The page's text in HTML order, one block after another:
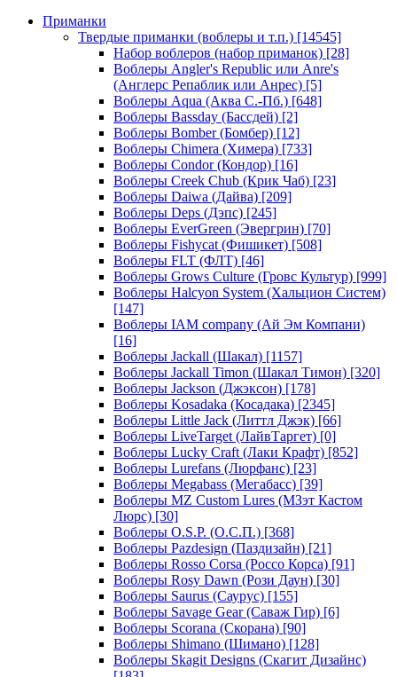
Приманки
Твердые приманки (воблеры и т.п.) [14545]
Набор воблеров (набор приманок) [28]
Воблеры Angler's Republic или Anre's
(Англерс Репаблик или Анрес) [5]
Воблеры Aqua (Аква С.-Пб.) [648]
Воблеры Bassday (Бассдей) [2]
Воблеры Bomber (Бомбер) [12]
Воблеры Chimera (Химера) [733]
Воблеры Condor (Кондор) [16]
Воблеры Creek Chub (Крик Чаб) [23]
Воблеры Daiwa (Дайва) [209]
Воблеры Deps (Дэпс) [245]
Воблеры EverGreen (Эвергрин) [70]
Воблеры Fishycat (Фишикет) [508]
Воблеры FLT (ФЛТ) [46]
Воблеры Grows Culture (Гровс Культур) [999]
Воблеры Halcyon System (Хальцион Систем)
[147]
Воблеры IAM company (Ай Эм Компани)
[16]
Воблеры Jackall (Шакал) [1157]
Воблеры Jackall Timon (Шакал Тимон) [320]
Воблеры Jackson (Джэксон) [178]
Воблеры Kosadaka (Косадака) [2345]
Воблеры Little Jack (Литтл Джэк) [66]
Воблеры LiveTarget (ЛайвТаргет) [0]
Воблеры Lucky Craft (Лаки Крафт) [852]
Воблеры Lurefans (Люрфанс) [23]
Воблеры Megabass (Мегабасс) [39]
Воблеры MZ Custom Lures (МЗэт Кастом
Люрс) [30]
Воблеры O.S.P. (О.С.П.) [368]
Воблеры Pazdesign (Паздизайн) [21]
Воблеры Rosso Corsa (Россо Корса) [91]
Воблеры Rosy Dawn (Рози Даун) [30]
Воблеры Saurus (Саурус) [155]
Воблеры Savage Gear (Саваж Гир) [6]
Воблеры Scorana (Скорана) [90]
Воблеры Shimano (Шимано) [128]
Воблеры Skagit Designs (Скагит Дизайнс)